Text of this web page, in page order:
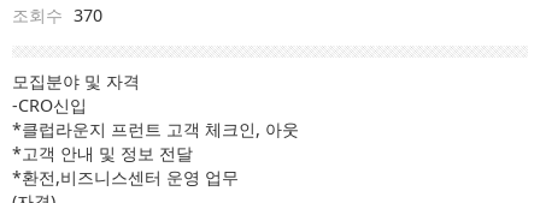
조회수 370
모집분야 및 자격
-CRO신입
*클럽라운지 프런트 고객 체크인, 아웃
*고객 안내 및 정보 전달
*환전,비즈니스센터 운영 업무